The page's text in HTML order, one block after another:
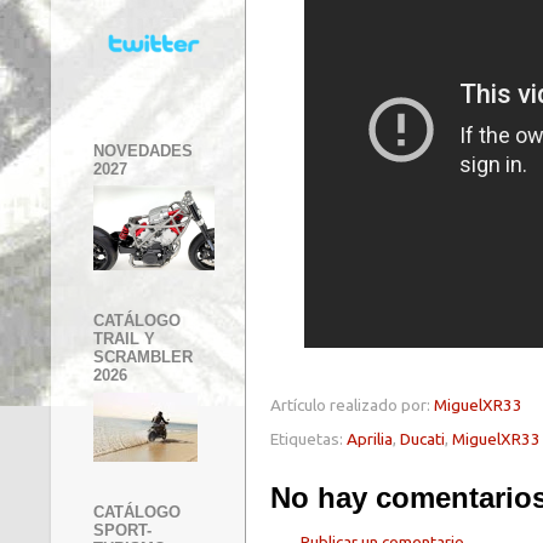
Artículo realizado por: MiguelXR33
Etiquetas: Aprilia, Ducati, MiguelXR33
No hay
NOVEDADES
2027
CATÁLOGO
TRAIL Y
SCRAMBLER
2026
CATÁLOGO
SPORT-